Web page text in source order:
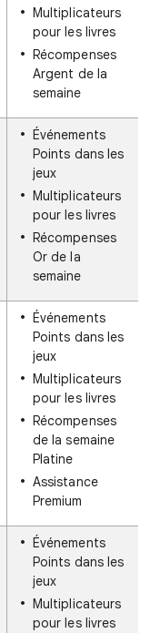
Multiplicateurs
pour les livres
Récompenses
Argent de la
semaine
Événements
Points dans les
jeux
Multiplicateurs
pour les livres
Récompenses
Or de la
semaine
Événements
Points dans les
jeux
Multiplicateurs
pour les livres
Récompenses
de la semaine
Platine
Assistance
Premium
Événements
Points dans les
jeux
Multiplicateurs
pour les livres